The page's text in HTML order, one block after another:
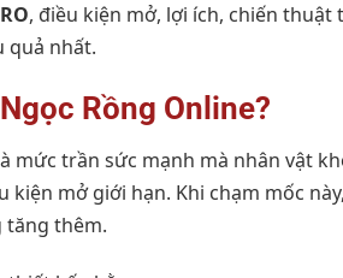
, điều kiện mở, lợi ích, chiến
quả nhất.
Rồng Online?
mức trần sức mạnh mà nhân vật
mở giới hạn. Khi chạm mốc
tăng thêm.